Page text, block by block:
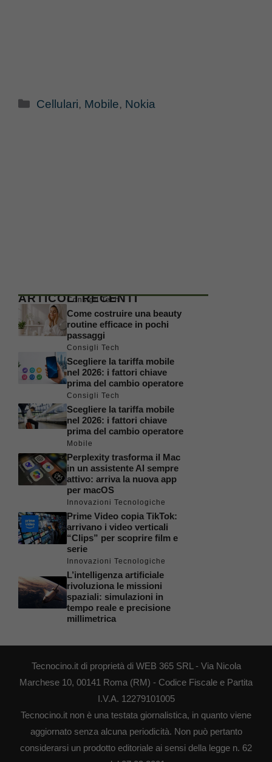
Categorie
Cellulari, Mobile, Nokia
ARTICOLI RECENTI
Consigli Tech
Come costruire una beauty
routine efficace in pochi
passaggi
Consigli Tech
Scegliere la tariffa mobile
nel 2026: i fattori chiave
prima del cambio operatore
Consigli Tech
Scegliere la tariffa mobile
nel 2026: i fattori chiave
prima del cambio operatore
Mobile
Perplexity trasforma il Mac
in un assistente AI sempre
attivo: arriva la nuova app
per macOS
Innovazioni Tecnologiche
Prime Video copia TikTok:
arrivano i video verticali
“Clips” per scoprire film e
serie
Innovazioni Tecnologiche
L’intelligenza artificiale
rivoluziona le missioni
spaziali: simulazioni in
tempo reale e precisione
millimetrica
Tecnocino.it di proprietà di WEB 365 SRL - Via Nicola
Marchese 10, 00141 Roma (RM) - Codice Fiscale e Partita
I.V.A. 12279101005
Tecnocino.it non è una testata giornalistica, in quanto viene
aggiornato senza alcuna periodicità. Non può pertanto
considerarsi un prodotto editoriale ai sensi della legge n. 62